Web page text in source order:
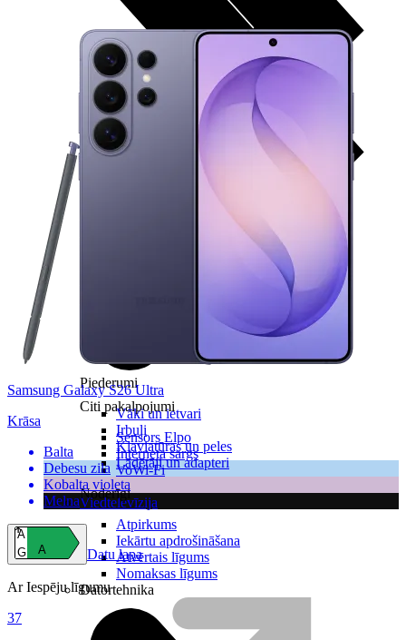
Citi pakalpojumi
Sensors Elpo
Interneta sargs
VoWi-Fi
Viedtelevīzija
Piederumi
Vāki un ietvari
Irbuļi
Klaviatūras un peles
Lādētāji un adapteri
Noderīgi
Atpirkums
Iekārtu apdrošināšana
Atvērtais līgums
Nomaksas līgums
Datortehnika
Samsung Galaxy S26 Ultra
Krāsa
Balta
Debesu zila
Kobalta violeta
Melna
A
G
A Datu lapa
Ar Iespēju līgumu
37